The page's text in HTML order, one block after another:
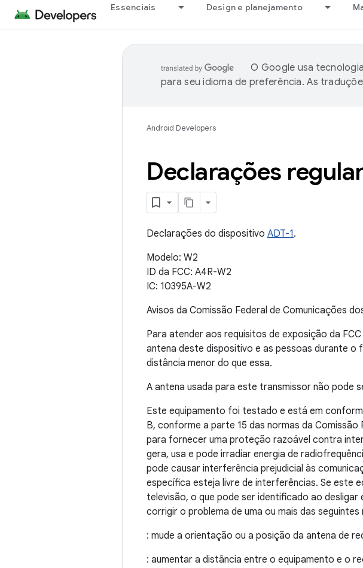
Essenciais Design e planejamento
O Google usa
para seu idioma de preferência. As
Android Developers
Declarações
Declarações do dispositivo ADT-1.
Modelo: W2
ID da FCC: A4R-W2
IC: 10395A-W2
Avisos da Comissão Federal de Comunicações
Para atender aos requisitos de exposição da
antena deste dispositivo e as pessoas durante
distância menor do que essa.
A antena usada para este transmissor não pode
Este equipamento foi testado e está em
B, conforme a parte 15 das normas da
para fornecer uma proteção razoável contra
gera, usa e pode irradiar energia de
pode causar interferência prejudicial às
específica esteja livre de interferências. Se este
televisão, o que pode ser identificado ao
corrigir o problema de uma ou mais das seguintes
: mude a orientação ou a posição da antena de
: aumentar a distância entre o equipamento e o